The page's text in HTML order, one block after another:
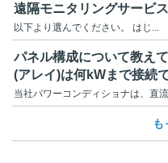
遠隔モニタリングサービ
以下より選んでください。 はじ...
パネル構成について教え
(アレイ)は何kWまで接続
当社パワーコンディショナは、直
も